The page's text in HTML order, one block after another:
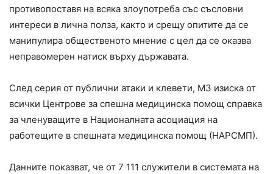
противопоставя на всяка злоупотреба със съсловни
интереси в лична полза, както и срещу опитите да се
манипулира общественото мнение с цел да се оказва
неправомерен натиск върху държавата.
След серия от публични атаки и клевети, МЗ изиска от
всички Центрове за спешна медицинска помощ справка
за членуващите в Националната асоциация на
работещите в спешната медицинска помощ (НАРСМП).
Данните показват, че от 7 111 служители в системата на